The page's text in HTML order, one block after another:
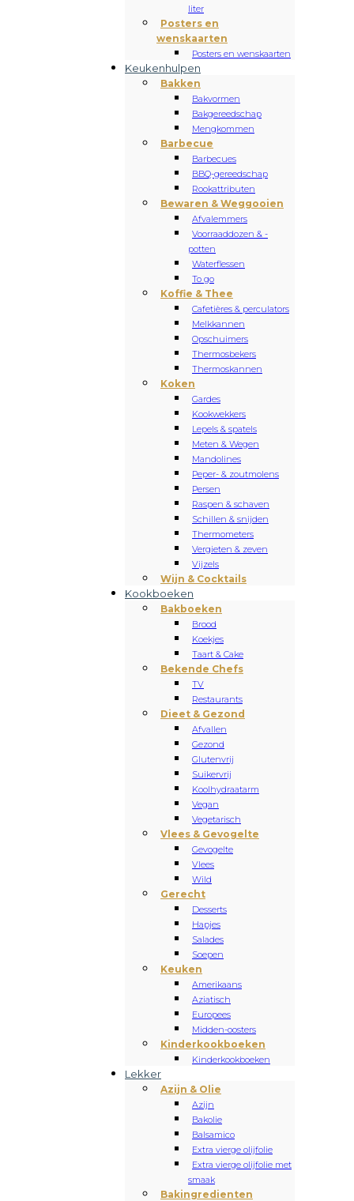
liter
Posters en
wenskaarten
Posters en wenskaarten
Keukenhulpen
Bakken
Bakvormen
Bakgereedschap
Mengkommen
Barbecue
Barbecues
BBQ-gereedschap
Rookattributen
Bewaren & Weggooien
Afvalemmers
Voorraaddozen & -
potten
Waterflessen
To go
Koffie & Thee
Cafetières & perculators
Melkkannen
Opschuimers
Thermosbekers
Thermoskannen
Koken
Gardes
Kookwekkers
Lepels & spatels
Meten & Wegen
Mandolines
Peper- & zoutmolens
Persen
Raspen & schaven
Schillen & snijden
Thermometers
Vergieten & zeven
Vijzels
Wijn & Cocktails
Kookboeken
Bakboeken
Brood
Koekjes
Taart & Cake
Bekende Chefs
TV
Restaurants
Dieet & Gezond
Afvallen
Gezond
Glutenvrij
Suikervrij
Koolhydraatarm
Vegan
Vegetarisch
Vlees & Gevogelte
Gevogelte
Vlees
Wild
Gerecht
Desserts
Hapjes
Salades
Soepen
Keuken
Amerikaans
Aziatisch
Europees
Midden-oosters
Kinderkookboeken
Kinderkookboeken
Lekker
Azijn & Olie
Azijn
Bakolie
Balsamico
Extra vierge olijfolie
Extra vierge olijfolie met
smaak
Bakingredienten